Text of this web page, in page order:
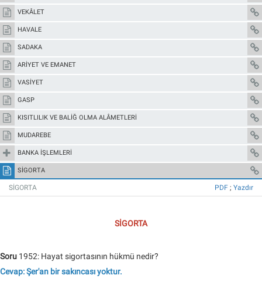
VEKÂLET
HAVALE
SADAKA
ARİYET VE EMANET
VASİYET
GASP
KISITLILIK VE BALİĞ OLMA ALÂMETLERİ
MUDAREBE
BANKA İŞLEMLERİ
SİGORTA
SİGORTA Yazdır
;
PDF
SİGORTA
Soru 1952: Hayat sigortasının hükmü nedir?
Cevap: Şer'an bir sakıncası yoktur.